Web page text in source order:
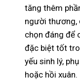
tăng thêm
người thương,
chọn đáng để
đặc biệt tốt
yếu sinh lý,
hoặc hồi xuân.